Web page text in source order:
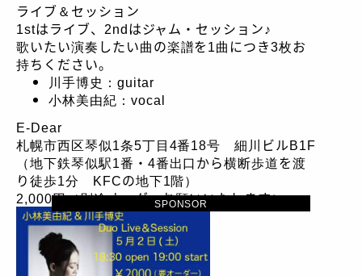
ライブ＆セッション
1stはライブ、2ndはジャム・セッション♪
歌いたい演奏したい曲の楽譜を1曲につき3枚お
持ちください。
川手博史：guitar
小林美由紀：vocal
E-Dear
札幌市西区琴似1条5丁目4番18号 細川ビルB1F
（地下鉄琴似駅1番・4番出口から横断歩道を渡
り徒歩1分 KFCの地下1階）
2,000円（別途オーダーお願いいたします）
SPONSOR